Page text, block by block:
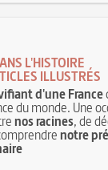
L'HISTOIRE
ILLUSTRÉS
d'une France
du monde. Une
nos racines, de
notre